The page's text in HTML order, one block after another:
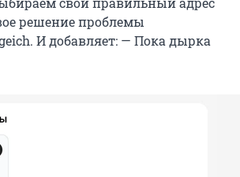
решение проблемы
И добавляет: — Пока дырка